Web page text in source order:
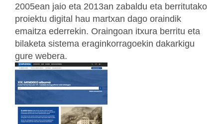
2005ean jaio eta 2013an zabaldu eta berritutako
proiektu digital hau martxan dago oraindik
emaitza ederrekin. Oraingoan itxura berritu eta
bilaketa sistema eraginkorragoekin dakarkigu
gure webera.